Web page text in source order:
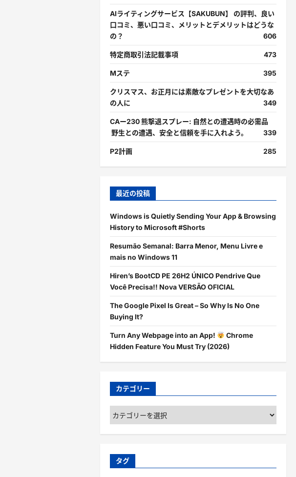
AIライティングサービス【SAKUBUN】 の評判、良い
口コミ、悪い口コミ、メリットとデメリットはどうな
の？
606
特定商取引法記載事項 473
Mステ 395
クリスマス、お正月には素敵なプレゼントを大切なあ
の人に
349
CAー230 熊撃退スプレー: 自然との遭遇時の必需品
野生との遭遇、安全と信頼を手に入れよう。
339
P2計画 285
最近の投稿
Windows is Quietly Sending Your App & Browsing
History to Microsoft #Shorts
Resumão Semanal: Barra Menor, Menu Livre e
mais no Windows 11
Hiren’s BootCD PE 26H2 ÚNICO Pendrive Que
Você Precisa!! Nova VERSÃO OFICIAL
The Google Pixel Is Great – So Why Is No One
Buying It?
Turn Any Webpage into an App!
Chrome
Hidden Feature You Must Try (2026)
カテゴリー
カ
テ
ゴ
ー
タグ